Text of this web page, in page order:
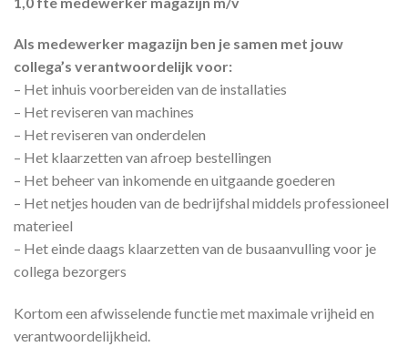
Als medewerker magazijn ben je samen met jouw
collega’s verantwoordelijk voor:
– Het inhuis voorbereiden van de installaties
– Het reviseren van machines
– Het reviseren van onderdelen
– Het klaarzetten van afroep bestellingen
– Het beheer van inkomende en uitgaande goederen
– Het netjes houden van de bedrijfshal middels professioneel
materieel
– Het einde daags klaarzetten van de busaanvulling voor je
collega bezorgers
Kortom een afwisselende functie met maximale vrijheid en
verantwoordelijkheid.